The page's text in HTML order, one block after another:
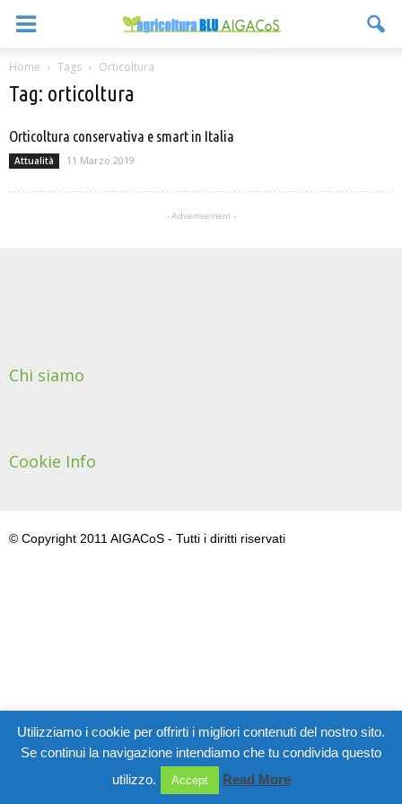
Home Tags Orticoltura
Tag: orticoltura
Orticoltura conservativa e smart in Italia
Attualità 11 Marzo 2019
- Advertisement -
Chi siamo
Cookie Info
Utilizziamo i cookie per offrirti i migliori contenuti del nostro sito.
Se continui la navigazione intendiamo che tu condivida questo
utilizzo.
Accept Read More
© Copyright 2011 AIGACoS - Tutti i diritti riservati